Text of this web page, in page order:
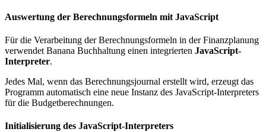
Auswertung der Berechnungsformeln mit JavaScript
Für die Verarbeitung der Berechnungsformeln in der Finanzplanung
verwendet Banana Buchhaltung einen integrierten JavaScript-
Interpreter.
Jedes Mal, wenn das Berechnungsjournal erstellt wird, erzeugt das
Programm automatisch eine neue Instanz des JavaScript-Interpreters
für die Budgetberechnungen.
Initialisierung des JavaScript-Interpreters